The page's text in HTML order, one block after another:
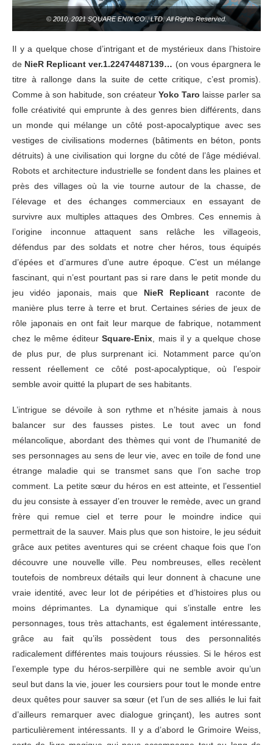
© 2010, 2021 SQUARE ENIX CO., LTD. All Rights Reserved.
Il y a quelque chose d’intrigant et de mystérieux dans l’histoire
de NieR Replicant ver.1.22474487139… (on vous épargnera le
titre à rallonge dans la suite de cette critique, c’est promis).
Comme à son habitude, son créateur Yoko Taro laisse parler sa
folle créativité qui emprunte à des genres bien différents, dans
un monde qui mélange un côté post-apocalyptique avec ses
vestiges de civilisations modernes (bâtiments en béton, ponts
détruits) à une civilisation qui lorgne du côté de l’âge médiéval.
Robots et architecture industrielle se fondent dans les plaines et
près des villages où la vie tourne autour de la chasse, de
l’élevage et des échanges commerciaux en essayant de
survivre aux multiples attaques des Ombres. Ces ennemis à
l’origine inconnue attaquent sans relâche les villageois,
défendus par des soldats et notre cher héros, tous équipés
d’épées et d’armures d’une autre époque. C’est un mélange
fascinant, qui n’est pourtant pas si rare dans le petit monde du
jeu vidéo japonais, mais que NieR Replicant raconte de
manière plus terre à terre et brut. Certaines séries de jeux de
rôle japonais en ont fait leur marque de fabrique, notamment
chez le même éditeurSquare-Enix , mais il y a quelque chose
de plus pur, de plus surprenant ici. Notamment parce qu’on
ressent réellement ce côté post-apocalyptique, où l’espoir
semble avoir quitté la plupart de ses habitants.
L’intrigue se dévoile à son rythme et n’hésite jamais à nous
balancer sur des fausses pistes. Le tout avec un fond
mélancolique, abordant des thèmes qui vont de l’humanité de
ses personnages au sens de leur vie, avec en toile de fond une
étrange maladie qui se transmet sans que l’on sache trop
comment. La petite sœur du héros en est atteinte, et l’essentiel
du jeu consiste à essayer d’en trouver le remède, avec un grand
frère qui remue ciel et terre pour le moindre indice qui
permettrait de la sauver. Mais plus que son histoire, le jeu séduit
grâce aux petites aventures qui se créent chaque fois que l’on
découvre une nouvelle ville. Peu nombreuses, elles recèlent
toutefois de nombreux détails qui leur donnent à chacune une
vraie identité, avec leur lot de péripéties et d’histoires plus ou
moins déprimantes. La dynamique qui s’installe entre les
personnages, tous très attachants, est également intéressante,
grâce au fait qu’ils possèdent tous des personnalités
radicalement différentes mais toujours réussies. Si le héros est
l’exemple type du héros-serpillère qui ne semble avoir qu’un
seul but dans la vie, jouer les coursiers pour tout le monde entre
deux quêtes pour sauver sa sœur (et l’un de ses alliés le lui fait
d’ailleurs remarquer avec dialogue grinçant), les autres sont
particulièrement intéressants. Il y a d’abord le Grimoire Weiss,